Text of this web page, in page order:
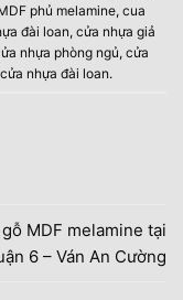
phủ melamine, cua
đài loan, cửa nhựa giả
nhựa phòng ngủ, cửa
nhựa đài loan.
MDF melamine tại
6 – Ván An Cường